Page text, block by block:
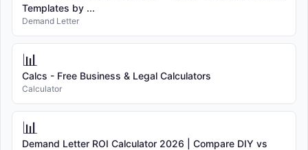
Templates by ...
Demand Letter
📊
Calcs - Free Business & Legal Calculators
Calculator
📊
Demand Letter ROI Calculator 2026 | Compare DIY vs